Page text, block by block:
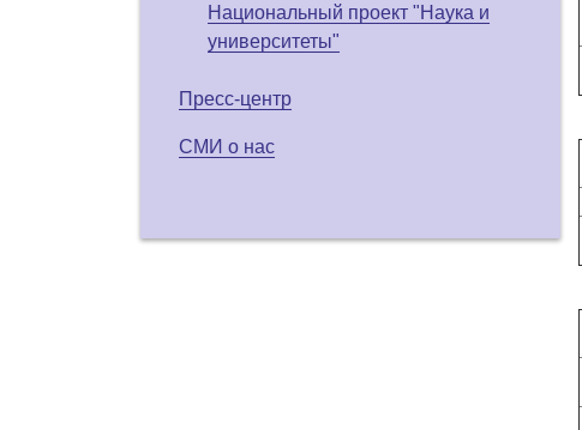
Национальный проект "Наука и
университеты"
Пресс-центр
СМИ о нас